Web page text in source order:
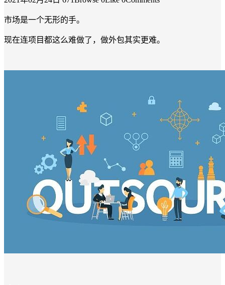
市场是一个无形的手。
现在连项目都这么难做了，做外包其实更难。